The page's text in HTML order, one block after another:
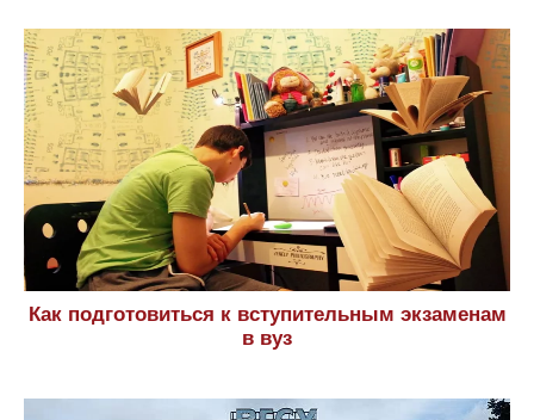
© 2014—2026, GKHstudy.ru. Все права защищены.
Копирование материалов портала возможно лишь с
предварительного согласия редакции или с
установкой активной индексируемой ссылки на наш
сайт.
Контакты|Пользовательское соглашение|
Политика конфиденциальности
Карта сайта